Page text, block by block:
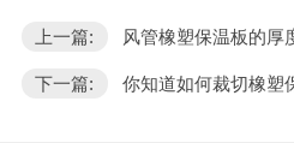
上一篇: 风管橡塑保温板的厚
下一篇: 你知道如何裁切橡塑